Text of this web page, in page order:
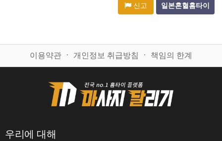
신고 일본혼혈홈타이
이용약관 ㆍ 개인정보 취급방침 ㆍ 책임의 한계
우리에 대해